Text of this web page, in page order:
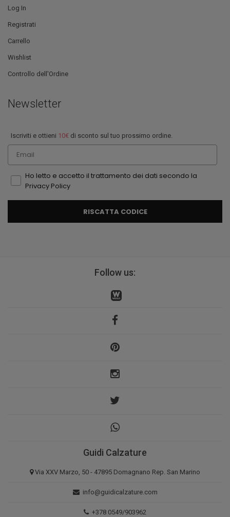
Log In
Registrati
Carrello
Wishlist
Controllo dell'Ordine
Newsletter
Iscriviti e ottieni 10€ di sconto sul tuo prossimo ordine.
Email
Ho letto e accetto il trattamento dei dati secondo la
Privacy Policy
RISCATTA CODICE
Follow us:
Guidi Calzature
Via XXV Marzo, 50 - 47895 Domagnano Rep. San Marino
info@guidicalzature.com
+378 0549/903962